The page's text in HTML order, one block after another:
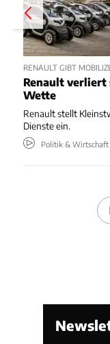
RENAULT GIBT
Renault verliert
Wette
Renault stellt
Dienste ein.
Politik & Wirtschaft